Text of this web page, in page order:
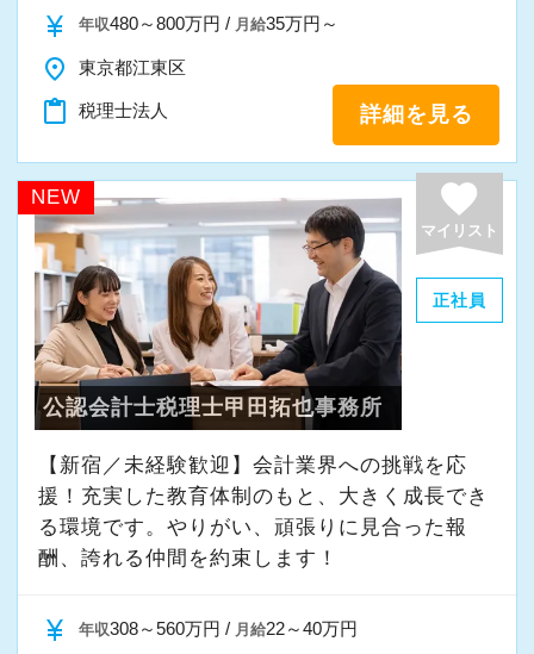
常に柔軟さを忘れずに接したいと思っていま
す。
スタッフの成長にともないお客様からも信頼さ
れ喜んでもらえる、そんな組織にしていきたい
ですね。
“明るくて仲が良い”というのも当社の特徴。
良くも悪くも“おせっかい”な人が多く、お客様の
ために、一緒に働く仲間のために、本気になれ
る熱い人が多いです。
昇格のスピードも早く、やりがいや成長してい
る実感が得られやすい職場です。
等級制度でキャリアアップの道筋が明確になっ
ているので、目標を立ててどんどん達成してい
きましょう！
「こういうことをやってみたい！」という強い
配り」を掲げ、一人ひとりが実行しています。
より多くの「ありがとう」と笑顔をいただき続
けるために「情熱家であれ！」がモットーで
【求職者へのメッセージ】
異業種からの転職者が多く、銀行員・営業・保
険外交員・経理・事務などユニークな職歴を持
った仲間がたくさんいます。
共通しているのは“諦めない心”を持っているこ
と。
未経験のオフィスワークでも前向きに取り組み
続けることができる人、わからないことは一人
で悩まずにどんどん聞ける人は、ぐんぐん成長
できるはずです。
までが大変かもしれません。
キャッチアップできるなど、スキルアップの支
■配属された部署で1年働いた後にFA制度が使え
ます。自己申請型で希望の部署に移動ができま
すので経験の幅を広げながらキャリアップを目
指せます。
■全国のスタッフの勤務時間を本部で一元管理を
し、過度に業務時間が増えている方、残業が連
日に続いている方がいた際に部門の責任者に抑
制の指令が飛ぶようになっています。そのため
全拠点で残業の抑制が成功しています。
■通常の始業時間に対し、前後1時間または2時
間を始業時間にできる制度を導入していますの
で、ライフスタイルにあわせて最適な時間帯で
勤務できます。その他、時短勤務、リモートワ
ークも相談可能です。
す。
新規顧問契約のお客様が毎年400件以上増加！
各オフィスに国税OB税理士が在籍しているの
で、税務調査にも精通しています。
税理士という仕事は不況に強い仕事で、融資対
応、給付金のサポート、補助金のサポートなど
お手伝いできる業務は数多く存在しています。
そのため、全拠点でスタッフの増員に力を入れ
ており、さらなるサービス品質の向上を目指し
ています。
また、職場環境の改善に積極的に取り組む企業
取得しました。
「職場環境改善宣言企業」と「経営労務診断実
施企業」の認定を受け、今後も社員が働きやす
長く安心して働ける環境を用意してお待ちして
currency_yen 年収480～800万円 / 月給35万円～
place 東京都江東区
content_paste 税理士法人 詳細を見る
NEW favorite
マイリスト
正社員
公認会計士税理士甲田拓也事務所
【新宿／未経験歓迎】会計業界への挑戦を応
援！充実した教育体制のもと、大きく成長でき
る環境です。やりがい、頑張りに見合った報
酬、誇れる仲間を約束します！
currency_yen 年収308～560万円 / 月給22～40万円